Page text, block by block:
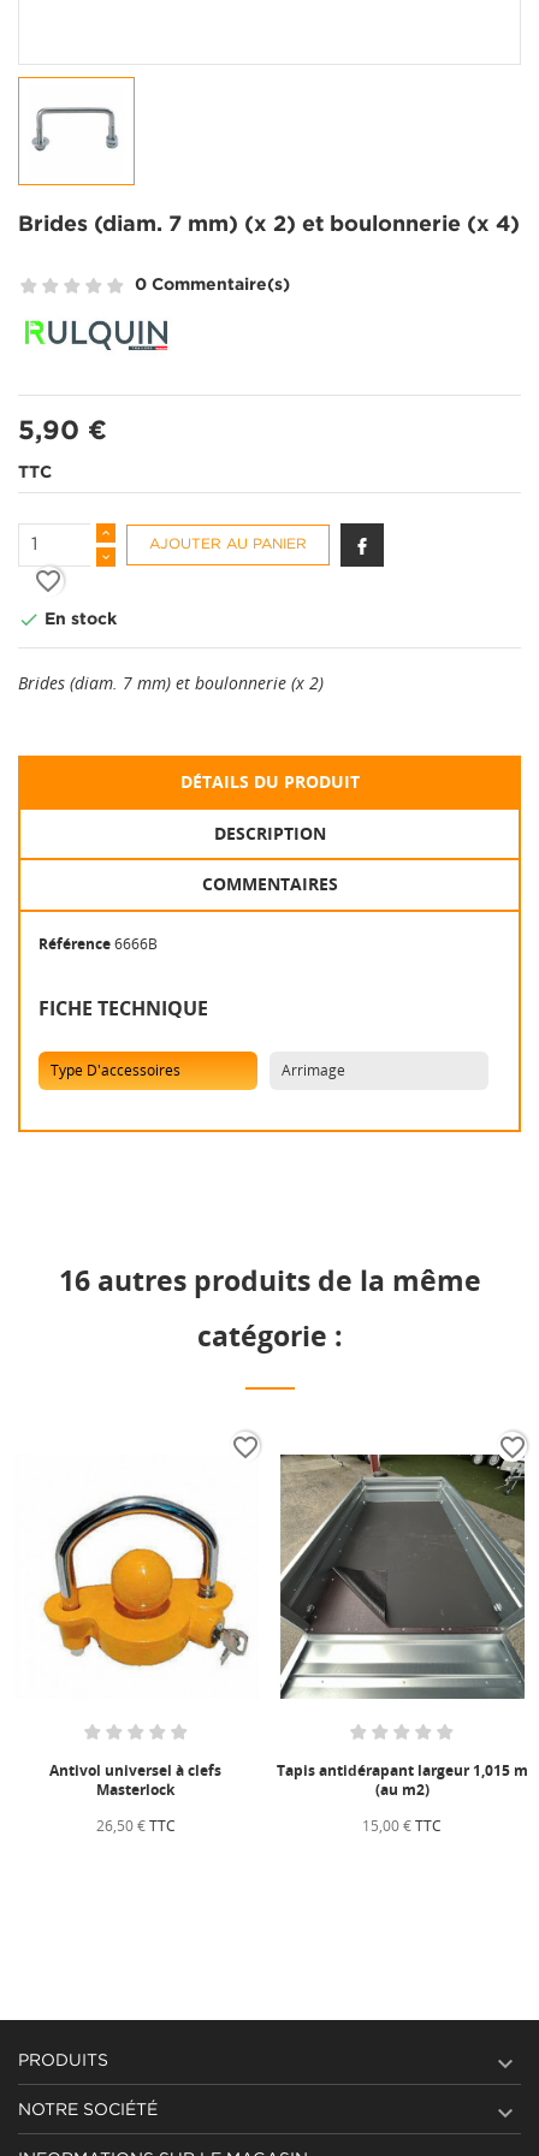
Brides (diam. 7 mm) (x 2) et boulonnerie (x 4)
0 Commentaire(s)
5,90 €
TTC
AJOUTER AU PANIER
favorite_border
 En stock
Brides (diam. 7 mm) et boulonnerie (x 2)
DÉTAILS DU PRODUIT
DESCRIPTION
COMMENTAIRES
Référence6666B
FICHE TECHNIQUE
Type D'accessoires Arrimage
16 autres produits de la même
catégorie :
Antivol universel à clefs
Masterlock
26,50 €TTC
favorite_border
Tapis antidérapant largeur 1,015 m
(au m2)
15,00 €TTC
favorite_border
PRODUITS 
NOTRE SOCIÉTÉ 